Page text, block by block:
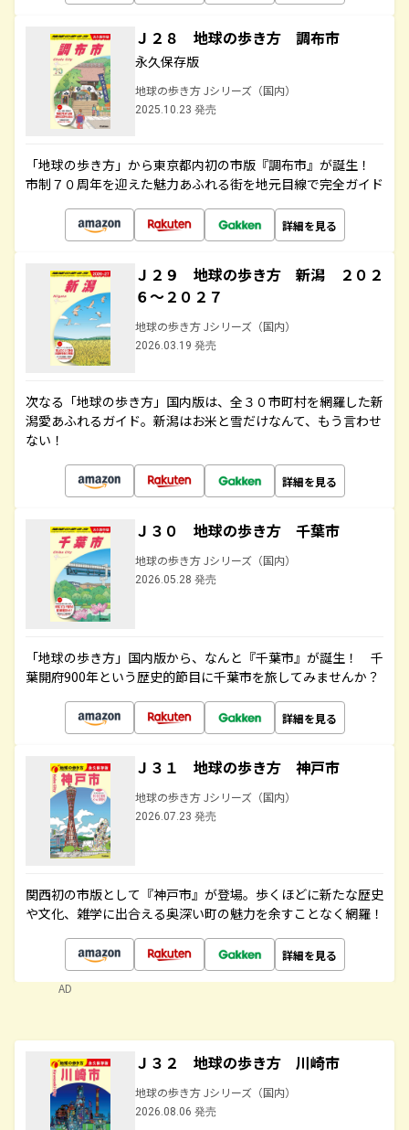
Ｊ２８ 地球の歩き方 調布市
永久保存版
地球の歩き方 Jシリーズ（国内）
2025.10.23 発売
「地球の歩き方」から東京都内初の市版『調布市』が誕生！
市制７０周年を迎えた魅力あふれる街を地元目線で完全ガイド
詳細を見る
Ｊ２９ 地球の歩き方 新潟 ２０２
６～２０２７
地球の歩き方 Jシリーズ（国内）
2026.03.19 発売
次なる「地球の歩き方」国内版は、全３０市町村を網羅した新
潟愛あふれるガイド。新潟はお米と雪だけなんて、もう言わせ
ない！
詳細を見る
Ｊ３０ 地球の歩き方 千葉市
地球の歩き方 Jシリーズ（国内）
2026.05.28 発売
「地球の歩き方」国内版から、なんと『千葉市』が誕生！ 千
葉開府900年という歴史的節目に千葉市を旅してみませんか？
詳細を見る
Ｊ３１ 地球の歩き方 神戸市
地球の歩き方 Jシリーズ（国内）
2026.07.23 発売
関西初の市版として『神戸市』が登場。歩くほどに新たな歴史
や文化、雑学に出合える奥深い町の魅力を余すことなく網羅！
詳細を見る
AD
Ｊ３２ 地球の歩き方 川崎市
地球の歩き方 Jシリーズ（国内）
2026.08.06 発売